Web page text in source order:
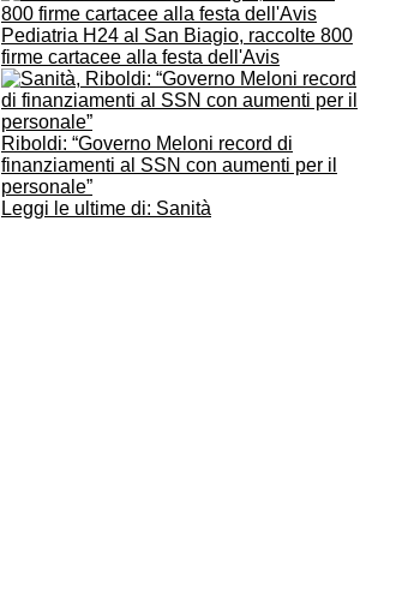
Pediatria H24 al San Biagio, raccolte 800
firme cartacee alla festa dell'Avis
Riboldi: “Governo Meloni record di
finanziamenti al SSN con aumenti per il
personale”
Leggi le ultime di: Sanità